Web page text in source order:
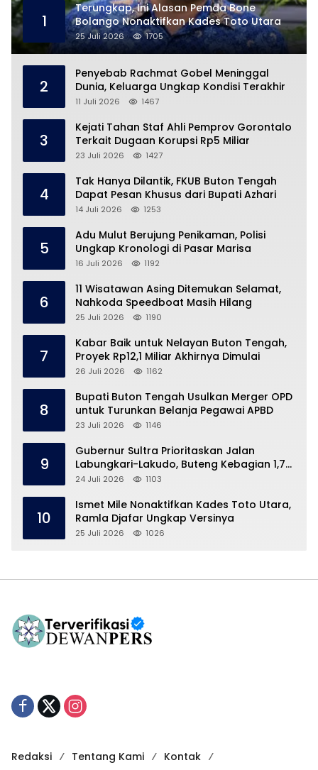
1
Terungkap, Ini Alasan Pemda Bone
Bolango Nonaktifkan Kades Toto Utara
25 Juli 2026 1705
2
Penyebab Rachmat Gobel Meninggal
Dunia, Keluarga Ungkap Kondisi Terakhir
11 Juli 2026 1467
3
Kejati Tahan Staf Ahli Pemprov Gorontalo
Terkait Dugaan Korupsi Rp5 Miliar
23 Juli 2026 1427
4
Tak Hanya Dilantik, FKUB Buton Tengah
Dapat Pesan Khusus dari Bupati Azhari
14 Juli 2026 1253
5
Adu Mulut Berujung Penikaman, Polisi
Ungkap Kronologi di Pasar Marisa
16 Juli 2026 1192
6
11 Wisatawan Asing Ditemukan Selamat,
Nahkoda Speedboat Masih Hilang
25 Juli 2026 1190
7
Kabar Baik untuk Nelayan Buton Tengah,
Proyek Rp12,1 Miliar Akhirnya Dimulai
26 Juli 2026 1162
8
Bupati Buton Tengah Usulkan Merger OPD
untuk Turunkan Belanja Pegawai APBD
23 Juli 2026 1146
9
Gubernur Sultra Prioritaskan Jalan
Labungkari-Lakudo, Buteng Kebagian 1,7
Km
24 Juli 2026 1103
10
Ismet Mile Nonaktifkan Kades Toto Utara,
Ramla Djafar Ungkap Versinya
25 Juli 2026 1026
Redaksi Tentang Kami
Kontak